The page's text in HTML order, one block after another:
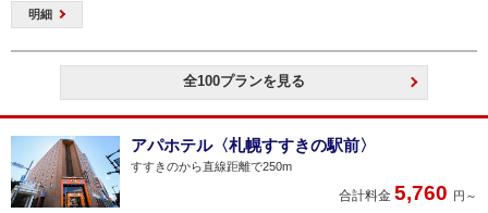
明細
全100プランを見る
アパホテル〈札幌すすきの駅前〉
すすきのから直線距離で250m
合計料金 5,760 円～